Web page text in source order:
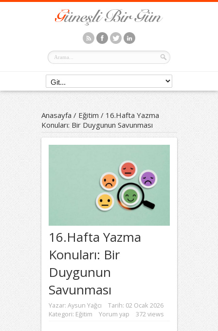
Anasayfa / Eğitim/16.Hafta Yazma
Konuları: Bir Duygunun Savunması
16.Hafta Yazma
Konuları: Bir
Duygunun
Savunması
Yazar: Aysun Yağcı
Tarih: 02 Ocak 2026
Kategori: Eğitim Yorum yap 372 views